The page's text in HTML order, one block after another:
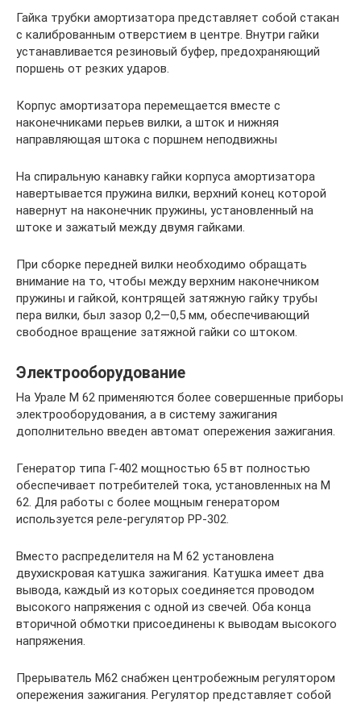
Гайка трубки амортизатора представляет собой стакан
с калиброванным отверстием в центре. Внутри гайки
устанавливается резиновый буфер, предохраняющий
поршень от резких ударов.
Корпус амортизатора перемещается вместе с
наконечниками перьев вилки, а шток и нижняя
направляющая штока с поршнем неподвижны
На спиральную канавку гайки корпуса амортизатора
навертывается пружина вилки, верхний конец которой
навернут на наконечник пружины, установленный на
штоке и зажатый между двумя гайками.
При сборке передней вилки необходимо обращать
внимание на то, чтобы между верхним наконечником
пружины и гайкой, контрящей затяжную гайку трубы
пера вилки, был зазор 0,2—0,5 мм, обеспечивающий
свободное вращение затяжной гайки со штоком.
Электрооборудование
На Урале М 62 применяются более совершенные приборы
электрооборудования, а в систему зажигания
дополнительно введен автомат опережения зажигания.
Генератор типа Г-402 мощностью 65 вт полностью
обеспечивает потребителей тока, установленных на М
62. Для работы с более мощным генератором
используется реле-регулятор РР-302.
Вместо распределителя на М 62 установлена
двухискровая катушка зажигания. Катушка имеет два
вывода, каждый из которых соединяется проводом
высокого напряжения с одной из свечей. Оба конца
вторичной обмотки присоединены к выводам высокого
напряжения.
Прерыватель М62 снабжен центробежным регулятором
опережения зажигания. Регулятор представляет собой